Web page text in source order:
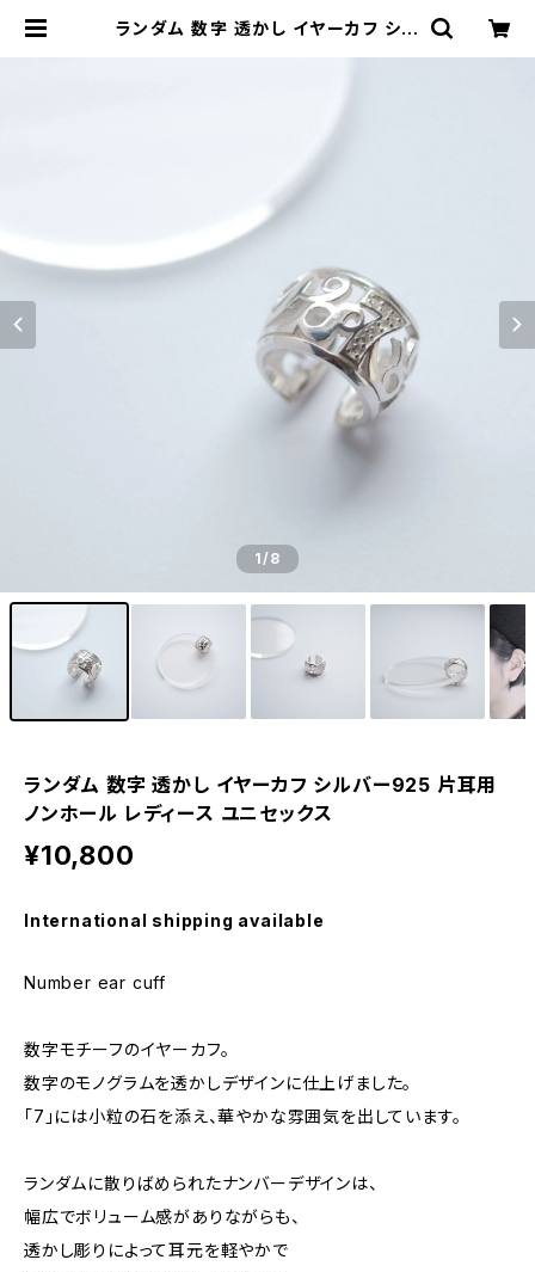
ランダム 数字 透かし イヤーカフ シル
1/8
ランダム 数字 透かし イヤーカフ シルバー925 片耳用
ノンホール レディース ユニセックス
¥10,800
International shipping available
Number ear cuff
数字モチーフのイヤーカフ。
数字のモノグラムを透かしデザインに仕上げました。
「7」には小粒の石を添え、華やかな雰囲気を出しています。
ランダムに散りばめられたナンバーデザインは、
幅広でボリューム感がありながらも、
透かし彫りによって耳元を軽やかで